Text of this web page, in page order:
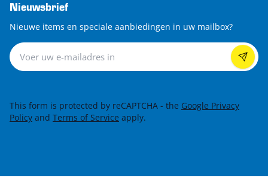
Nieuwsbrief
Nieuwe items en speciale aanbiedingen in uw mailbox?
Nieuwsbrief
This form is protected by reCAPTCHA - the Google Privacy
Policy and Terms of Service apply.